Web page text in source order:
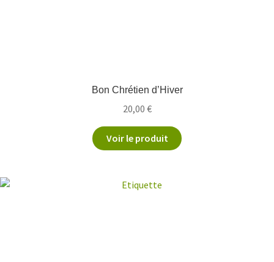
Bon Chrétien d’Hiver
20,00 €
Voir le produit